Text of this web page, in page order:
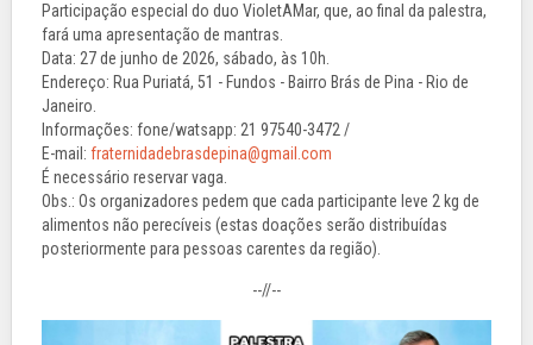
Participação especial do duo VioletAMar, que, ao final da palestra,
fará uma apresentação de mantras.
Data: 27 de junho de 2026, sábado, às 10h.
Endereço: Rua Puriatá, 51 - Fundos - Bairro Brás de Pina - Rio de
Janeiro.
Informações: fone/watsapp: 21 97540-3472 /
E-mail: fraternidadebrasdepina@gmail.com
É necessário reservar vaga.
Obs.: Os organizadores pedem que cada participante leve 2 kg de
alimentos não perecíveis (estas doações serão distribuídas
posteriormente para pessoas carentes da região).
--//--